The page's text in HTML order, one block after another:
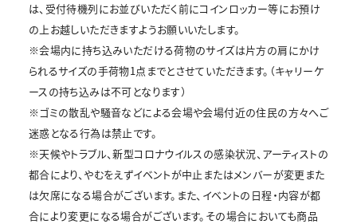
は、受付待機列にお並びいただく前にコインロッカー等にお預け
の上お越しいただきますようお願いいたします。
※会場内に持ち込みいただける荷物のサイズは片方の肩にかけ
られるサイズの手荷物1点までとさせていただきます。（キャリーケ
ースの持ち込みは不可となります）
※ゴミの散乱や騒音などによる会場や会場付近の住民の方々へご
迷惑となる行為は禁止です。
※天候やトラブル、新型コロナウイルスの感染状況、アーティストの
都合により、やむをえずイベントが中止またはメンバーが変更また
は欠席になる場合がございます。また、イベントの日程・内容が都
合により変更になる場合がございます。その場合においても商品